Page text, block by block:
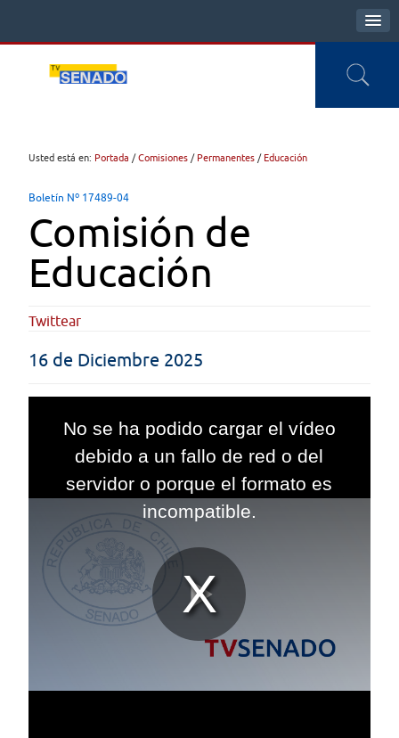
Usted está en: Portada /Comisiones / Permanentes / Educación
Boletín Nº 17489-04
Comisión de
Educación
Twittear
16 de Diciembre 2025
window.
No se ha podido cargar el vídeo
debido a un fallo de red o del
servidor o porque el formato es
incompatible.